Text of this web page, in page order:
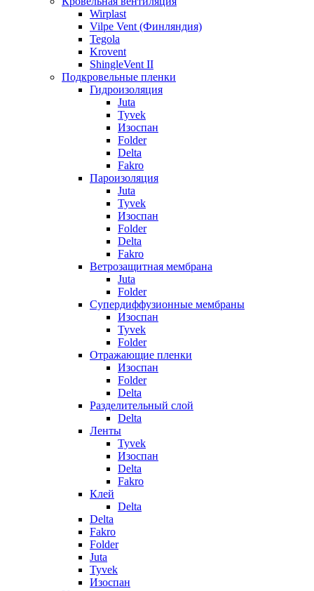
Wirplast
Vilpe Vent (Финляндия)
Tegola
Krovent
ShingleVent II
Подкровельные пленки
Гидроизоляция
Juta
Tyvek
Изоспан
Folder
Delta
Fakro
Пароизоляция
Juta
Tyvek
Изоспан
Folder
Delta
Fakro
Ветрозащитная мембрана
Juta
Folder
Супердиффузионные мембраны
Изоспан
Tyvek
Folder
Отражающие пленки
Изоспан
Folder
Delta
Разделительный слой
Delta
Ленты
Tyvek
Изоспан
Delta
Fakro
Клей
Delta
Delta
Fakro
Folder
Juta
Tyvek
Изоспан